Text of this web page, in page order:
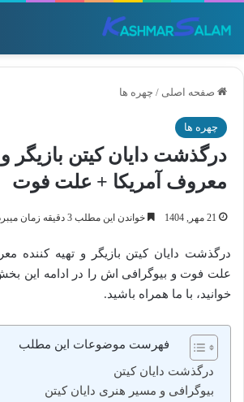
صفحه اصلی / چهره ها
چهره ها
درگذشت دایان کیتن بازیگر و
معروف آمریکا + علت فوت
21 مهر, 1404 خواندن این مطلب 3 دقیقه زمان میبرد
درگذشت دایان کیتن بازیگر و تهیه کننده
علت فوت و بیوگرافی اش را در ادامه این
خوانید، با ما همراه باشید.
فهرست موضوعات این مطلب
درگذشت دایان کیتن
بیوگرافی و مسیر هنری دایان کیتن